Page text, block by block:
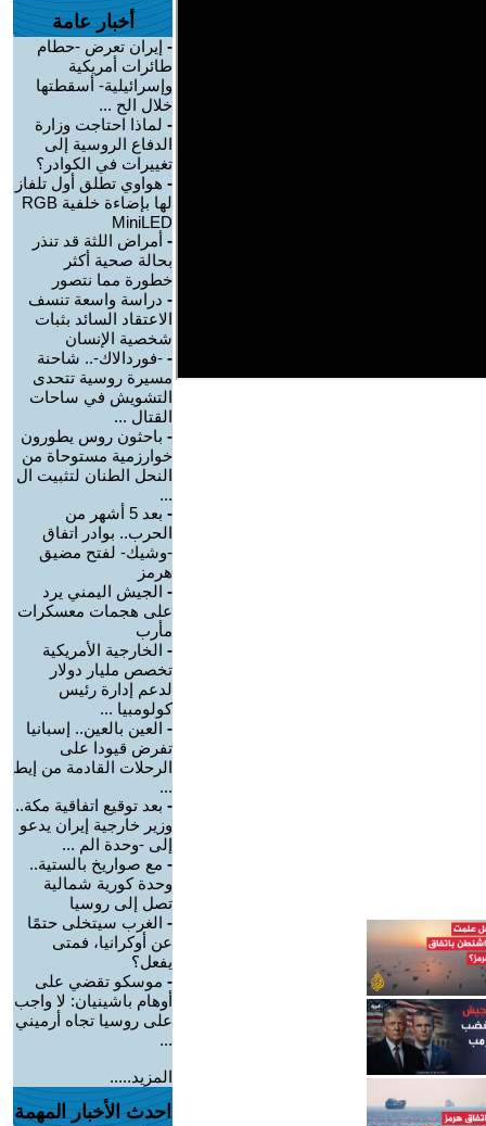
أخبار عامة
- إيران تعرض -حطام
طائرات أمريكية
وإسرائيلية- أسقطتها
خلال الح ...
- لماذا احتاجت وزارة
الدفاع الروسية إلى
تغييرات في الكوادر؟
- هواوي تطلق أول تلفاز
لها بإضاءة خلفية RGB
MiniLED
- أمراض اللثة قد تنذر
بحالة صحية أكثر
خطورة مما نتصور
- دراسة واسعة تنسف
الاعتقاد السائد بثبات
شخصية الإنسان
- -فوردالاك-.. شاحنة
مسيرة روسية تتحدى
التشويش في ساحات
القتال ...
- باحثون روس يطورون
خوارزمية مستوحاة من
النحل الطنان لتثبيت ال
...
-
بعد 5 أشهر من
الحرب.. بوادر اتفاق
-وشيك- لفتح مضيق
هرمز
- الجيش اليمني يرد
على هجمات معسكرات
مأرب
- الخارجية الأمريكية
تخصص مليار دولار
لدعم إدارة رئيس
كولومبيا ...
- العين بالعين.. إسبانيا
تفرض قيودا على
الرحلات القادمة من إيط
...
- بعد توقيع اتفاقية مكة..
وزير خارجية إيران يدعو
إلى -وحدة الم ...
- مع صواريخ بالستية..
وحدة كورية شمالية
تصل إلى روسيا
- الغرب سيتخلى حتمًا
عن أوكرانيا، فمتى
يفعل؟
- موسكو تقضي على
أوهام باشينيان: لا واجب
على روسيا تجاه أرميني
...
المزيد.....
احدث الأخبار المهمة